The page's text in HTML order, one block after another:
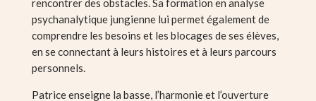
psychanalytique jungienne lui permet également de
comprendre les besoins et les blocages de ses élèves,
en se connectant à leurs histoires et à leurs parcours
personnels.
Patrice enseigne la basse, l’harmonie et l’ouverture